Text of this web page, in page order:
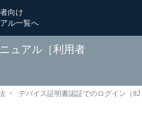
向け
ル一覧へ
ュアル［利用者
デバイス証明書認証でのログイン（